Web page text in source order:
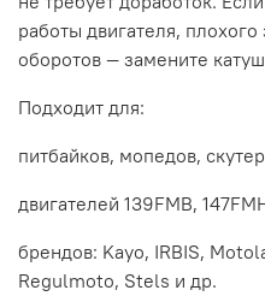
работы двигателя,
оборотов — замените
Подходит для:
питбайков, мопедов,
двигателей 139FMB,
брендов: Kayo, IRBIS,
Regulmoto, Stels и др.